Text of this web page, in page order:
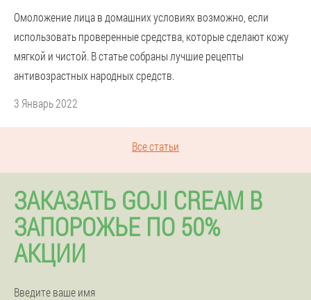
Омоложение лица в домашних условиях возможно, если
использовать проверенные средства, которые сделают кожу
мягкой и чистой. В статье собраны лучшие рецепты
антивозрастных народных средств.
3 Январь 2022
Все статьи
ЗАКАЗАТЬ GOJI CREAM В
ЗАПОРОЖЬЕ ПО 50%
АКЦИИ
Введите ваше имя